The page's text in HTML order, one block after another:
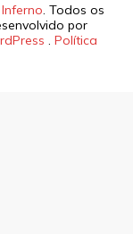
. Todos os
por
. Política